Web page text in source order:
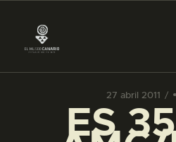
27 abril 2011
ES
PREPARAR LA